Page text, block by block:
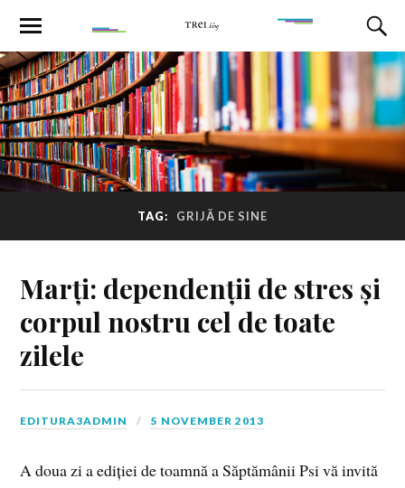
TAG: GRIJĂ DE SINE
Marți: dependenții de stres și
corpul nostru cel de toate
zilele
EDITURA3ADMIN 5 NOVEMBER 2013
A doua zi a ediției de toamnă a Săptămânii Psi vă invită